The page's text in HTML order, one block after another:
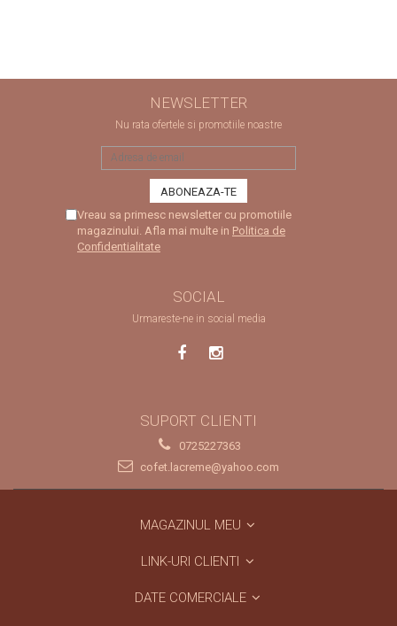
NEWSLETTER
Nu rata ofertele si promotiile noastre
Vreau sa primesc newsletter cu promotiile
magazinului. Afla mai multe in Politica de
Confidentialitate
SOCIAL
Urmareste-ne in social media
SUPORT CLIENTI
0725227363
cofet.lacreme@yahoo.com
MAGAZINUL MEU
LINK-URI CLIENTI
DATE COMERCIALE